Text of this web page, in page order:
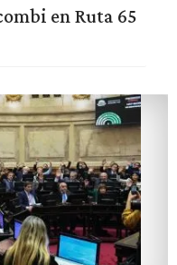
en Ruta 65